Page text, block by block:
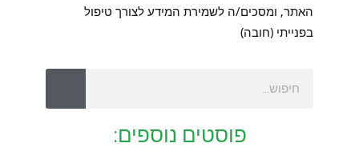
האתר, ומסכים/ה לשמירת המידע לצורך טיפול
בפנייתי (חובה)
פוסטים נוספים: